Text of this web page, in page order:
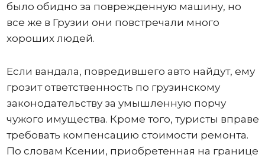
было обидно за поврежденную машину, но
все же в Грузии они повстречали много
хороших людей.
Если вандала, повредившего авто найдут, ему
грозит ответственность по грузинскому
законодательству за умышленную порчу
чужого имущества. Кроме того, туристы вправе
требовать компенсацию стоимости ремонта.
По словам Ксении, приобретенная на границе